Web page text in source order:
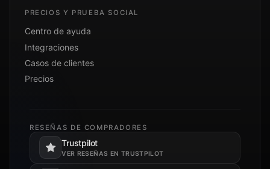
PRECIOS Y PRUEBA SOCIAL
Centro de ayuda
Integraciones
Casos de clientes
Precios
RESEÑAS DE COMPRADORES
Trustpilot
VER RESEÑAS EN TRUSTPILOT
Se abre en una pestaña nueva.